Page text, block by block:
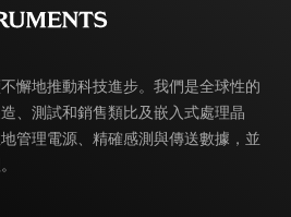
懈地推動科技進步。我們是全球性的
、測試和銷售類比及嵌入式處理晶
管理電源、精確感測與傳送數據，並